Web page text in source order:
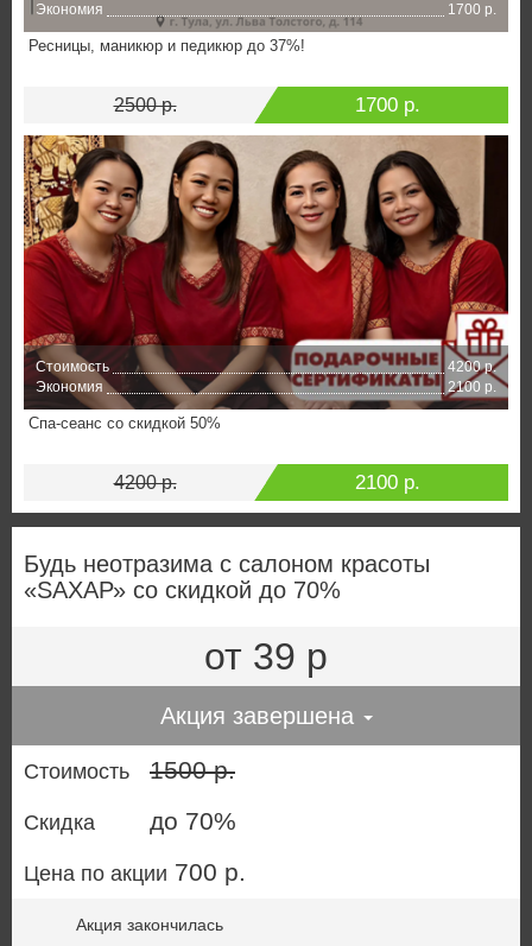
Экономия
1700 р.
Ресницы, маникюр и педикюр до 37%!
2500 р. 1700 р.
Стоимость
4200 р.
Экономия
2100 р.
Спа-сеанс со скидкой 50%
4200 р. 2100 р.
Будь неотразима с салоном красоты
«SАХАР» со скидкой до 70%
от 39 р
Акция завершена
Стоимость 1500 р.
Скидка до 70%
Цена по акции 700 р.
Акция закончилась